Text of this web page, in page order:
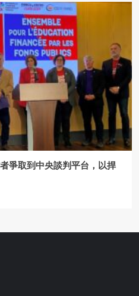
爭取到中央談判平台，以捍